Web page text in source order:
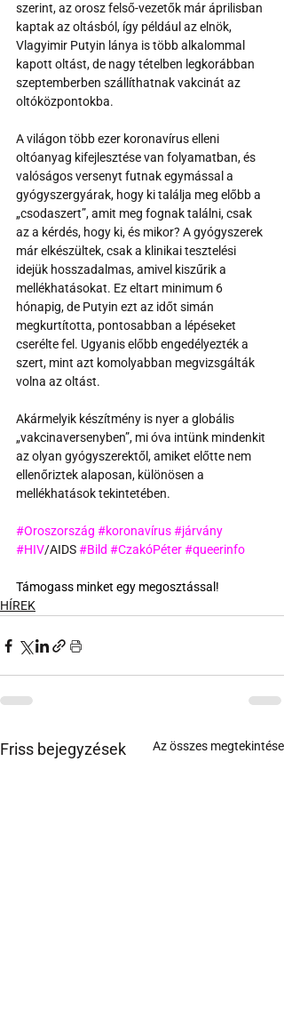
szerint, az orosz felső-vezetők már áprilisban
kaptak az oltásból, így például az elnök,
Vlagyimir Putyin lánya is több alkalommal
kapott oltást, de nagy tételben legkorábban
szeptemberben szállíthatnak vakcinát az
oltóközpontokba.
A világon több ezer koronavírus elleni
oltóanyag kifejlesztése van folyamatban, és
valóságos versenyt futnak egymással a
gyógyszergyárak, hogy ki találja meg előbb a
„csodaszert”, amit meg fognak találni, csak
az a kérdés, hogy ki, és mikor? A gyógyszerek
már elkészültek, csak a klinikai tesztelési
idejük hosszadalmas, amivel kiszűrik a
mellékhatásokat. Ez eltart minimum 6
hónapig, de Putyin ezt az időt simán
megkurtította, pontosabban a lépéseket
cserélte fel. Ugyanis előbb engedélyezték a
szert, mint azt komolyabban megvizsgálták
volna az oltást.
Akármelyik készítmény is nyer a globális
„vakcinaversenyben”, mi óva intünk mindenkit
az olyan gyógyszerektől, amiket előtte nem
ellenőriztek alaposan, különösen a
mellékhatások tekintetében.
#Oroszország #koronavírus#járvány
#HIV/AIDS #Bild #CzakóPéter#queerinfo
Támogass minket egy megosztással!
HÍREK
Friss bejegyzések Az összes megtekintése